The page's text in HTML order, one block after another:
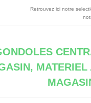
Retrouvez ici notre
MATERIEL